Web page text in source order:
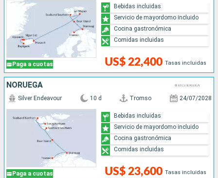
Paga a cuotas US$ 22,400 Tasas incluidas
Bebidas incluidas
Servicio de mayordomo incluido
Cocina gastronómica
Comidas incluidas
NORUEGA
Paga a cuotas
Silver Endeavour 10 d Tromso 24/07/2028
US$ 23,600 Tasas incluidas
Bebidas incluidas
Servicio de mayordomo incluido
Cocina gastronómica
Comidas incluidas